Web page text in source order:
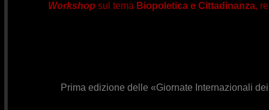
Workshop sul tema Biopoletica e Cittadinanza,
Prima edizione delle «Giornate Internazionali